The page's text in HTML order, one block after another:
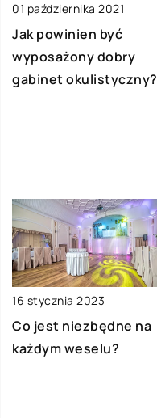
01 października 2021
Jak powinien być
wyposażony dobry
gabinet okulistyczny?
16 stycznia 2023
Co jest niezbędne na
każdym weselu?